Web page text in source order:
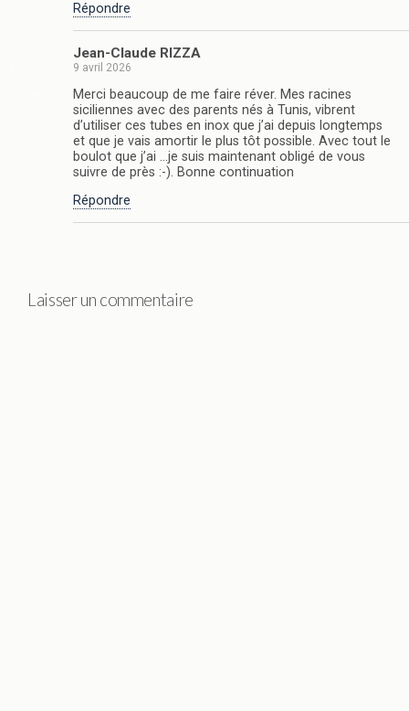
Répondre
Jean-Claude RIZZA
9 avril 2026
Merci beaucoup de me faire réver. Mes racines
siciliennes avec des parents nés à Tunis, vibrent
d’utiliser ces tubes en inox que j’ai depuis longtemps
et que je vais amortir le plus tôt possible. Avec tout le
boulot que j’ai …je suis maintenant obligé de vous
suivre de près :-). Bonne continuation
Répondre
Laisser un commentaire